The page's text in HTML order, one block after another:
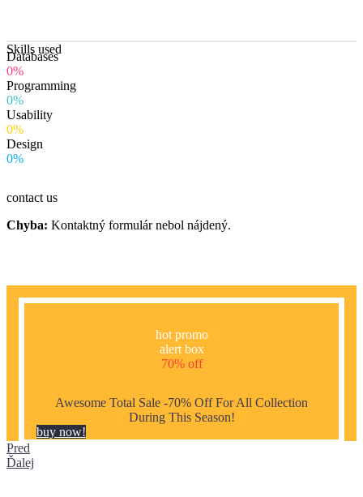
Skills used
Databases
0%
Programming
0%
Usability
0%
Design
0%
contact us
Chyba: Kontaktný formulár nebol nájdený.
hot promo
alert box
70% off
Awesome Total Sale -70% Off For All Collection
During This Season!
buy now!
Pred
Ďalej